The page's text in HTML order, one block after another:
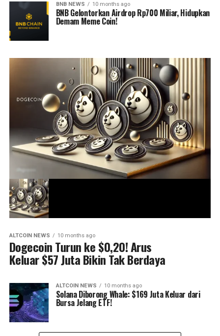
BNB NEWS 10 months ago
BNB Gelontorkan Airdrop Rp700 Miliar, Hidupkan
Demam Meme Coin!
ALTCOIN NEWS 10 months ago
Dogecoin Turun ke $0,20! Arus
Keluar $57 Juta Bikin Tak Berdaya
ALTCOIN NEWS 10 months ago
Solana Diborong Whale: $169 Juta Keluar dari
Bursa Jelang ETF!